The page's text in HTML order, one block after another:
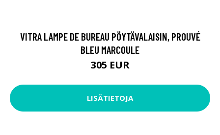
VITRA LAMPE DE BUREAU PÖYTÄVALAISIN, PROUVÉ
BLEU MARCOULE
305 EUR
LISÄTIETOJA